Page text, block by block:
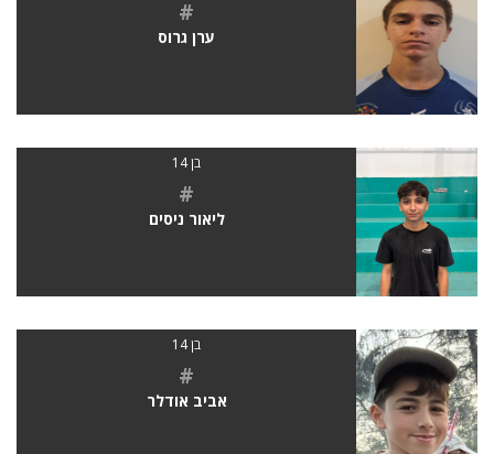
#
ערן גרוס
בן 14
#
ליאור ניסים
בן 14
#
אביב אודלר